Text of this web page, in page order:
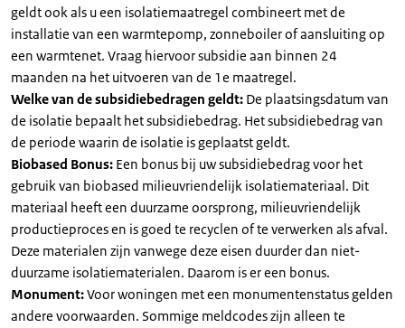
geldt ook als u een isolatiemaatregel combineert met de
installatie van een warmtepomp, zonneboiler of aansluiting op
een warmtenet. Vraag hiervoor subsidie aan binnen 24
maanden na het uitvoeren van de 1e maatregel.
Welke van de subsidiebedragen geldt: De plaatsingsdatum van
de isolatie bepaalt het subsidiebedrag. Het subsidiebedrag van
de periode waarin de isolatie is geplaatst geldt.
Biobased Bonus: Een bonus bij uw subsidiebedrag voor het
gebruik van biobased milieuvriendelijk isolatiemateriaal. Dit
materiaal heeft een duurzame oorsprong, milieuvriendelijk
productieproces en is goed te recyclen of te verwerken als afval.
Deze materialen zijn vanwege deze eisen duurder dan niet-
duurzame isolatiematerialen. Daarom is er een bonus.
Monument:Voor woningen met een monumentenstatus gelden
andere voorwaarden. Sommige meldcodes zijn alleen te